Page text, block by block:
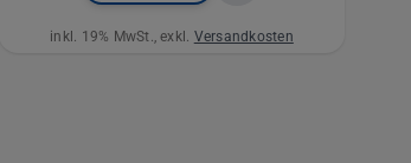
inkl. 19% MwSt., exkl. Versandkosten